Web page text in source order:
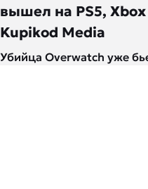
вышел на PS5,
Kupikod Media
Убийца Overwatch уже